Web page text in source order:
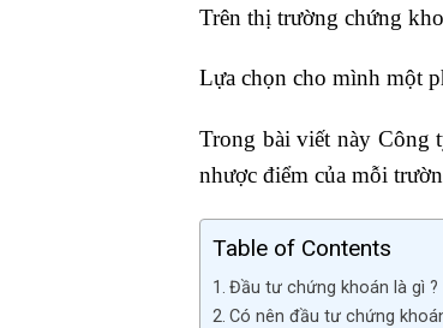
Trên thị trường chứng
Lựa chọn cho mình một
Trong bài viết này Công
nhược điểm của mỗi
Table of Contents
Đầu tư chứng khoán là gì ?
Có nên đầu tư chứng